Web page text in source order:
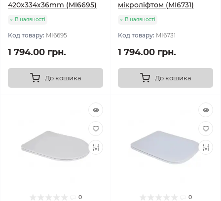
420х334х36mm (MI6695)
В наявності
Код товару: MI6695
1 794.00 грн.
До кошика
мікроліфтом (MI6731)
В наявності
Код товару: MI6731
1 794.00 грн.
До кошика
0 0